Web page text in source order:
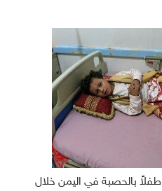
الصحة العالمية تعلن وفاة 413 طفلاً بالحصبة في اليمن خلال